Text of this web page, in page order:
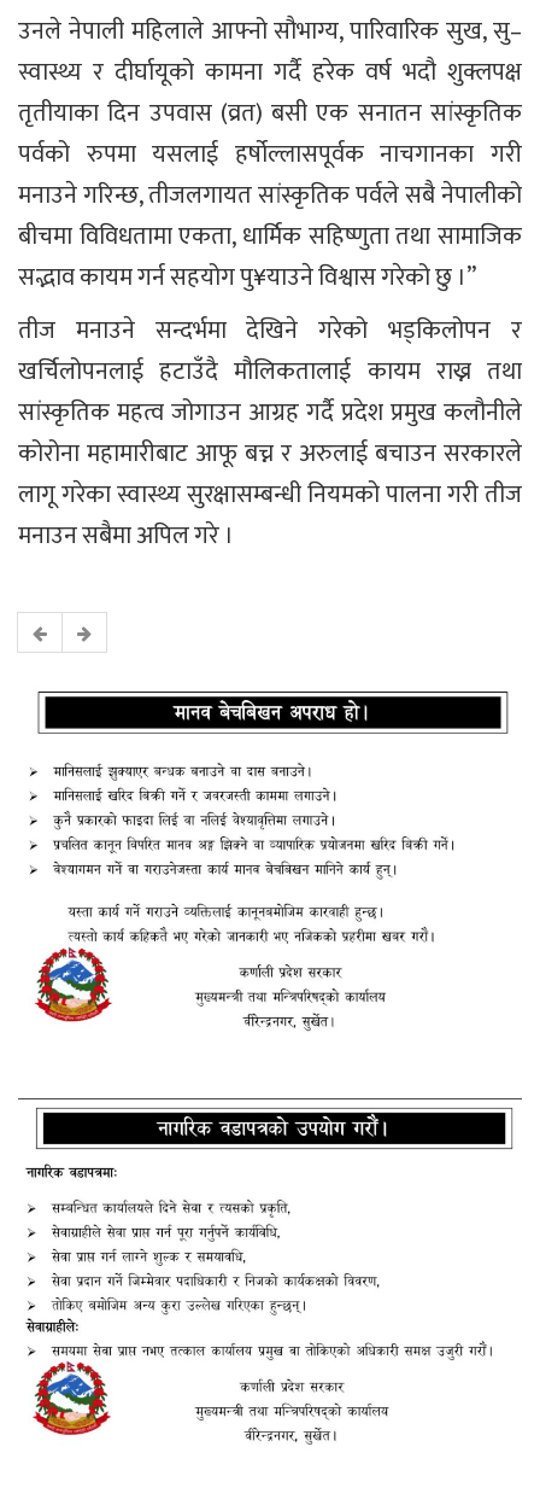
उनले नेपाली महिलाले आफ्नो सौभाग्य, पारिवारिक सुख, सु–
स्वास्थ्य र दीर्घायूको कामना गर्दै हरेक वर्ष भदौ शुक्लपक्ष
तृतीयाका दिन उपवास (व्रत) बसी एक सनातन सांस्कृतिक
पर्वको रुपमा यसलाई हर्षोल्लासपूर्वक नाचगानका गरी
मनाउने गरिन्छ, तीजलगायत सांस्कृतिक पर्वले सबै नेपालीको
बीचमा विविधतामा एकता, धार्मिक सहिष्णुता तथा सामाजिक
सद्भाव कायम गर्न सहयोग पु¥याउने विश्वास गरेको छु ।”
तीज मनाउने सन्दर्भमा देखिने गरेको भड्किलोपन र
खर्चिलोपनलाई हटाउँदै मौलिकतालाई कायम राख्न तथा
सांस्कृतिक महत्व जोगाउन आग्रह गर्दै प्रदेश प्रमुख कलौनीले
कोरोना महामारीबाट आफू बच्न र अरुलाई बचाउन सरकारले
लागू गरेका स्वास्थ्य सुरक्षासम्बन्धी नियमको पालना गरी तीज
मनाउन सबैमा अपिल गरे ।